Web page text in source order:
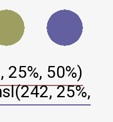
25%, 50%)
25%,